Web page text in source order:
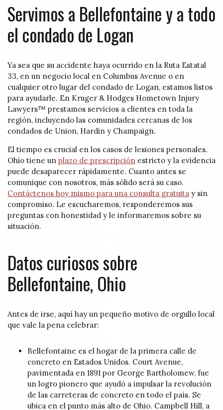
Servimos a Bellefontaine y a todo
el condado de Logan
Ya sea que su accidente haya ocurrido en la Ruta Estatal
33, en un negocio local en Columbus Avenue o en
cualquier otro lugar del condado de Logan, estamos listos
para ayudarle. En Kruger & Hodges Hometown Injury
Lawyers™ prestamos servicios a clientes en toda la
región, incluyendo las comunidades cercanas de los
condados de Union, Hardin y Champaign.
El tiempo es crucial en los casos de lesiones personales.
Ohio tiene un plazo de prescripción estricto y la evidencia
puede desaparecer rápidamente. Cuanto antes se
comunique con nosotros, más sólido será su caso.
Contáctenos hoy mismo para una consulta gratuita y sin
compromiso. Le escucharemos, responderemos sus
preguntas con honestidad y le informaremos sobre su
situación.
Datos curiosos sobre
Bellefontaine, Ohio
Antes de irse, aquí hay un pequeño motivo de orgullo local
que vale la pena celebrar:
Bellefontaine es el hogar de la primera calle de
concreto en Estados Unidos. Court Avenue,
pavimentada en 1891 por George Bartholomew, fue
un logro pionero que ayudó a impulsar la revolución
de las carreteras de concreto en todo el país. Se
ubica en el punto más alto de Ohio. Campbell Hill, a